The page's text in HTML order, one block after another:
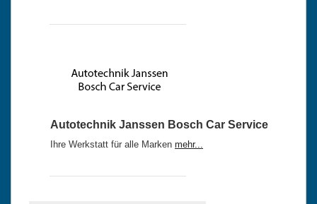
Autotechnik Janssen Bosch Car Service
Ihre Werkstatt für alle Marken mehr...